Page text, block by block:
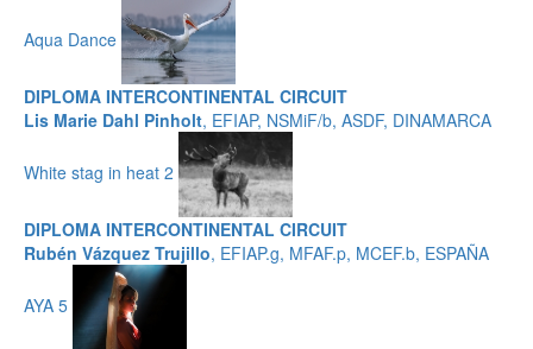
Aqua Dance
DIPLOMA INTERCONTINENTAL CIRCUIT
Lis Marie Dahl Pinholt, EFIAP, NSMiF/b, ASDF, DINAMARCA
White stag in heat 2
DIPLOMA INTERCONTINENTAL CIRCUIT
Rubén Vázquez Trujillo, EFIAP.g, MFAF.p, MCEF.b, ESPAÑA
AYA 5